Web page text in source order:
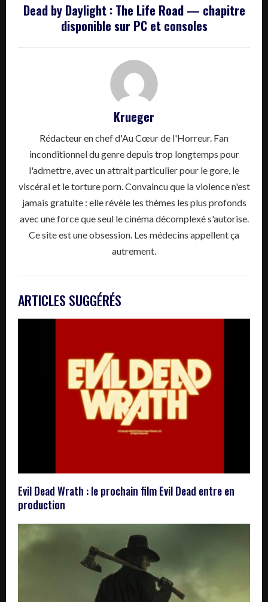
Dead by Daylight : The Life Road — chapitre
disponible sur PC et consoles
Krueger
Rédacteur en chef d'Au Cœur de l'Horreur. Fan
inconditionnel du genre depuis trop longtemps pour
l'admettre, avec un attrait particulier pour le gore, le
viscéral et le torture porn. Convaincu que la violence n'est
jamais gratuite : elle révèle les thèmes les plus profonds
avec une force que seul le cinéma décomplexé s'autorise.
Ce site est une obsession. Les médecins appellent ça
autrement.
ARTICLES SUGGÉRÉS
Evil Dead Wrath : le prochain film Evil Dead entre en
production